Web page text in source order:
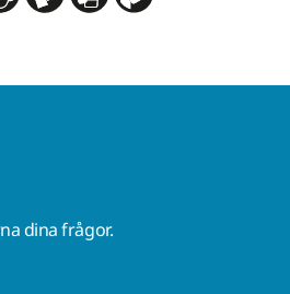
dina frågor.